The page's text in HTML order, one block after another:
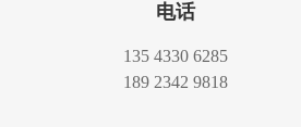
电话
135 4330 6285
189 2342 9818